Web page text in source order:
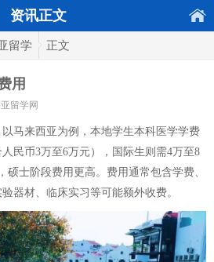
资讯正文
留学 正文
用
留学网
以马来西亚为例，本地学生本科医学学费
民币3万至6万元），国际生则需4万至8
硕士阶段费用更高。费用通常包含学费、
器材、临床实习等可能额外收费。